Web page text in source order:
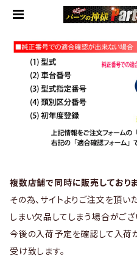
複数店舗で同時に販売しておりま
その為、サイトよりご注文を頂
しまい欠品してしまう場合がござ
今後の入荷予定を確認して入荷
受け致します。